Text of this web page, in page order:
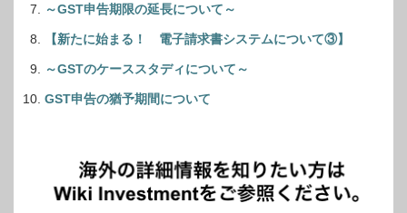
～GST申告期限の延長について～
【新たに始まる！ 電子請求書システムについて③】
～GSTのケーススタディについて～
GST申告の猶予期間について